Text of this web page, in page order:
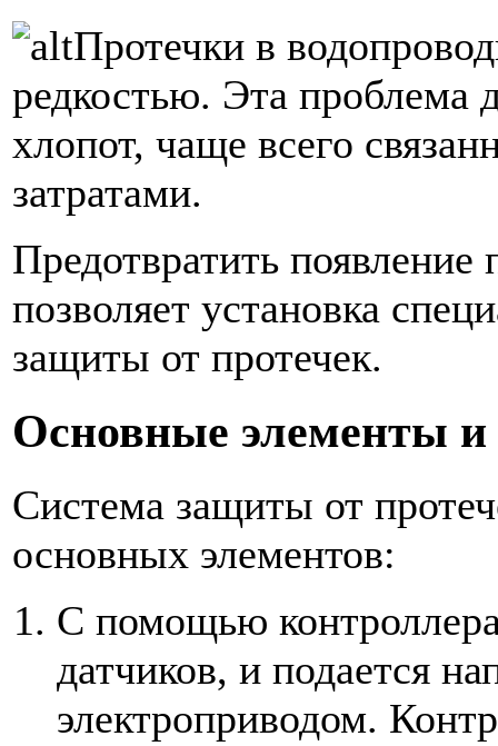
Протечки в
редкостью. Эта проблема
хлопот, чаще всего
затратами.
Предотвратить
позволяет установка
защиты от протечек.
Основные элементы
Система защиты от
основных элементов:
С помощью
датчиков, и подается
электроприводом.